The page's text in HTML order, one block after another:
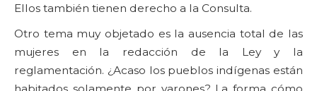
Ellos también tienen derecho a la Consulta.
Otro tema muy objetado es la ausencia total de las
mujeres en la redacción de la Ley y la
reglamentación. ¿Acaso los pueblos indígenas están